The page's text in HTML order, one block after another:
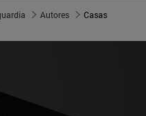
Autores Casas